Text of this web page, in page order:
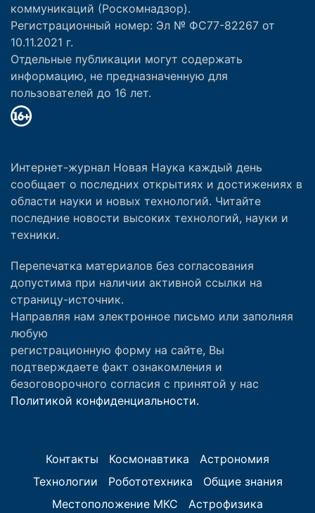
коммуникаций (Роскомнадзор).
Регистрационный номер: Эл № ФС77-82267 от
10.11.2021 г.
Отдельные публикации могут содержать
информацию, не предназначенную для
пользователей до 16 лет.
Интернет-журнал Новая Наука каждый день
сообщает о последних открытиях и достижениях в
области науки и новых технологий. Читайте
последние новости высоких технологий, науки и
техники.
Перепечатка материалов без согласования
допустима при наличии активной ссылки на
страницу-источник.
Направляя нам электронное письмо или заполняя
любую
регистрационную форму на сайте, Вы
подтверждаете факт ознакомления и
безоговорочного согласия с принятой у нас
Политикой конфиденциальности.
Контакты Космонавтика
Астрономия
Технологии
Робототехника
Общие знания
Местоположение МКС
Астрофизика